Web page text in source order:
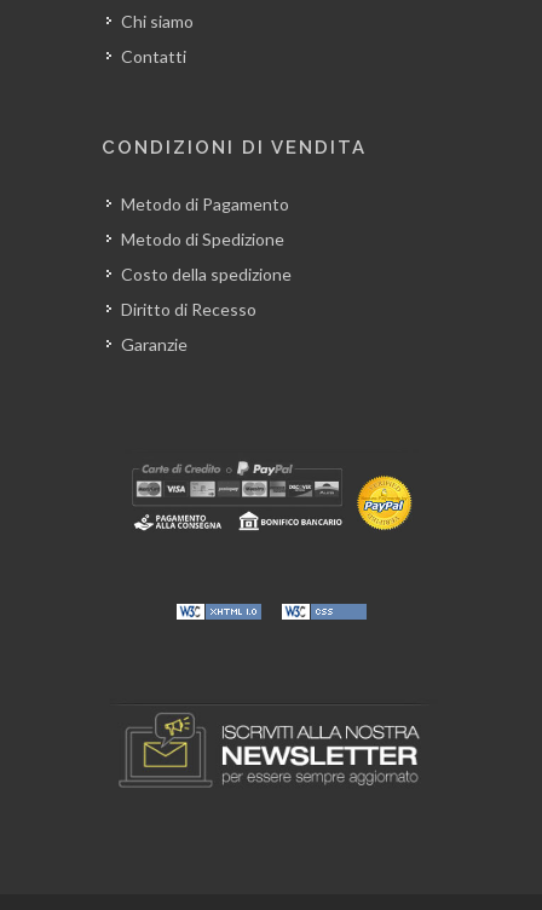
Chi siamo
Contatti
CONDIZIONI DI VENDITA
Metodo di Pagamento
Metodo di Spedizione
Costo della spedizione
Diritto di Recesso
Garanzie